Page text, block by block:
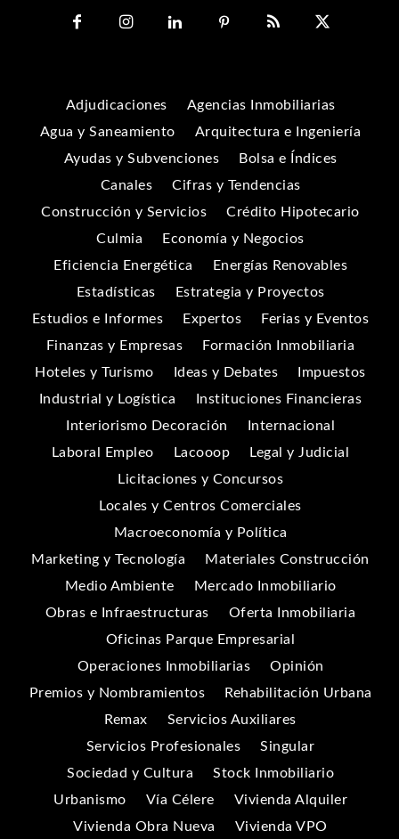
Adjudicaciones
Agencias Inmobiliarias
Agua y Saneamiento
Arquitectura e Ingeniería
Ayudas y Subvenciones
Bolsa e Índices
Canales
Cifras y Tendencias
Construcción y Servicios
Crédito Hipotecario
Culmia
Economía y Negocios
Eficiencia Energética
Energías Renovables
Estadísticas
Estrategia y Proyectos
Estudios e Informes
Expertos
Ferias y Eventos
Finanzas y Empresas
Formación Inmobiliaria
Hoteles y Turismo
Ideas y Debates
Impuestos
Industrial y Logística
Instituciones Financieras
Interiorismo Decoración
Internacional
Laboral Empleo
Lacooop
Legal y Judicial
Licitaciones y Concursos
Locales y Centros Comerciales
Macroeconomía y Política
Marketing y Tecnología
Materiales Construcción
Medio Ambiente
Mercado Inmobiliario
Obras e Infraestructuras
Oferta Inmobiliaria
Oficinas Parque Empresarial
Operaciones Inmobiliarias
Opinión
Premios y Nombramientos
Rehabilitación Urbana
Remax
Servicios Auxiliares
Servicios Profesionales
Singular
Sociedad y Cultura
Stock Inmobiliario
Urbanismo
Vía Célere
Vivienda Alquiler
Vivienda Obra Nueva
Vivienda VPO